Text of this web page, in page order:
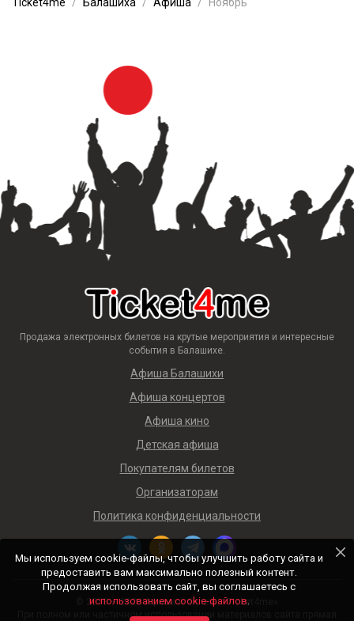
Продажа электронных билетов на крутые мероприятия и интересные
события в Балашихе.
Афиша Балашихи
Афиша концертов
Афиша кино
Детская афиша
Покупателям билетов
Организаторам
Политика конфиденциальности
© 2018 — 2026 Афиша и билеты «Ticket4me»
При полном или частичном использовании материалов сайта прямая
Мы используем cookie-файлы, чтобы улучшить работу сайта и
предоставить вам максимально полезный контент.
Продолжая использовать сайт, вы соглашаетесь с
использованием cookie-файлов.